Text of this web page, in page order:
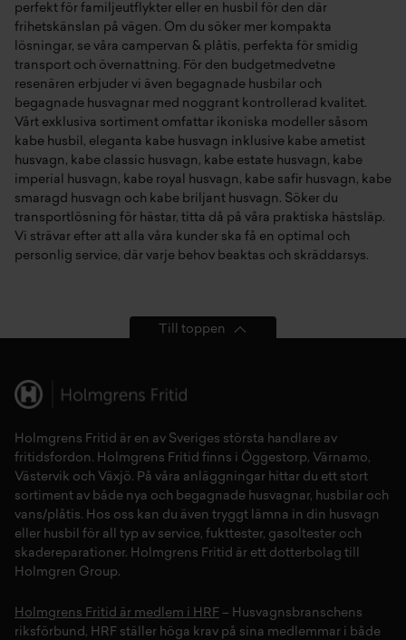
perfekt för familjeutflykter eller en husbil för den där
frihetskänslan på vägen. Om du söker mer kompakta
lösningar, se våra campervan & plåtis, perfekta för smidig
transport och övernattning. För den budgetmedvetne
resenären erbjuder vi även begagnade husbilar och
begagnade husvagnar med noggrant kontrollerad kvalitet.
Vårt exklusiva sortiment omfattar ikoniska modeller såsom
kabe husbil, eleganta kabe husvagn inklusive kabe ametist
husvagn , kabe classic husvagn , kabe estate husvagn , kabe
imperial husvagn , kabe royal husvagn , kabe safir husvagn , kabe
smaragd husvagn och kabe briljant husvagn . Söker du
transportlösning för hästar, titta då på våra praktiska hästsläp.
Vi strävar efter att alla våra kunder ska få en optimal och
personlig service, där varje behov beaktas och skräddarsys.
Till toppen
Holmgrens Fritid är en av Sveriges största handlare av
fritidsfordon . Holmgrens Fritid finns i Öggestorp, Värnamo,
Västervik och Växjö. På våra anläggningar hittar du ett stort
sortiment av både nya och begagnade husvagnar, husbilar och
vans/plåtis. Hos oss kan du även tryggt lämna in din husvagn
eller husbil för all typ av service, fukttester, gasoltester och
skadereparationer. Holmgrens Fritid är ett dotterbolag till
Holmgren Group.
Holmgrens Fritid är medlem i HRF – Husvagnsbranschens
riksförbund, HRF ställer höga krav på sina medlemmar i både